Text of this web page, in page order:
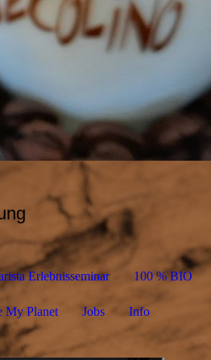
Erlebnisseminar 100 % BIO
My Planet Jobs Info